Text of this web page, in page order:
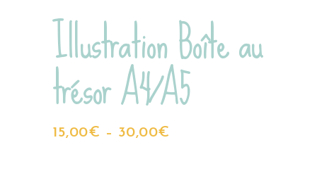
Illustration Boîte au
trésor A4/A5
15,00€ – 30,00€